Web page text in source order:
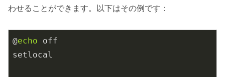
わせることができます。以下はその例です：
@echo off
setlocal